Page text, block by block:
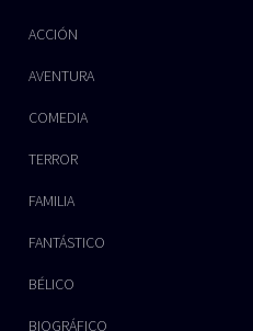
ACCIÓN
AVENTURA
COMEDIA
TERROR
FAMILIA
FANTÁSTICO
BÉLICO
BIOGRÁFICO